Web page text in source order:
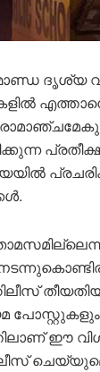
ദൃശ്യ
ഈ